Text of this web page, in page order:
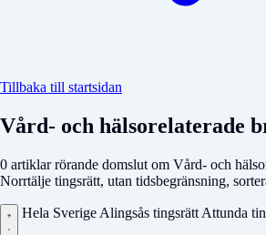
Tillbaka till startsidan
Vård- och hälsorelaterade
0 artiklar rörande domslut om Vård- och
Norrtälje tingsrätt, utan tidsbegränsning,
Hela Sverige Alingsås tingsrätt Attunda